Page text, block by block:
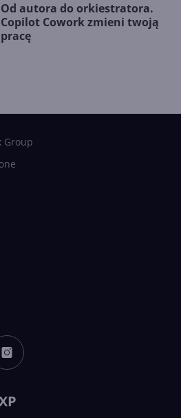
Od autora do orkiestratora.
Copilot Cowork zmieni twoją
pracę
Sztuczna inteligencja po
polsku. Dość barier
Group